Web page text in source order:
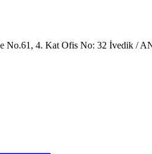
No.61, 4. Kat Ofis No: 32 İvedik /